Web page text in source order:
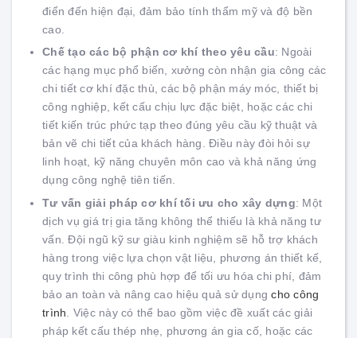
điển đến hiện đại, đảm bảo tính thẩm mỹ và độ bền
cao.
Chế tạo các bộ phận cơ khí theo yêu cầu: Ngoài
các hạng mục phổ biến, xưởng còn nhận gia công các
chi tiết cơ khí đặc thù, các bộ phận máy móc, thiết bị
công nghiệp, kết cấu chịu lực đặc biệt, hoặc các chi
tiết kiến trúc phức tạp theo đúng yêu cầu kỹ thuật và
bản vẽ chi tiết của khách hàng. Điều này đòi hỏi sự
linh hoạt, kỹ năng chuyên môn cao và khả năng ứng
dụng công nghệ tiên tiến.
Tư vấn giải pháp cơ khí tối ưu cho xây dựng: Một
dịch vụ giá trị gia tăng không thể thiếu là khả năng tư
vấn. Đội ngũ kỹ sư giàu kinh nghiệm sẽ hỗ trợ khách
hàng trong việc lựa chọn vật liệu, phương án thiết kế,
quy trình thi công phù hợp để tối ưu hóa chi phí, đảm
bảo an toàn và nâng cao hiệu quả sử dụngcho công
trình . Việc này có thể bao gồm việc đề xuất các giải
pháp kết cấu thép nhẹ, phương án gia cố, hoặc các